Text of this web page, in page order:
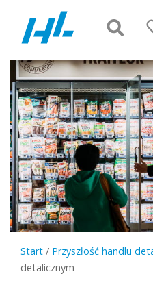
Start / Przyszłość handlu
detalicznym